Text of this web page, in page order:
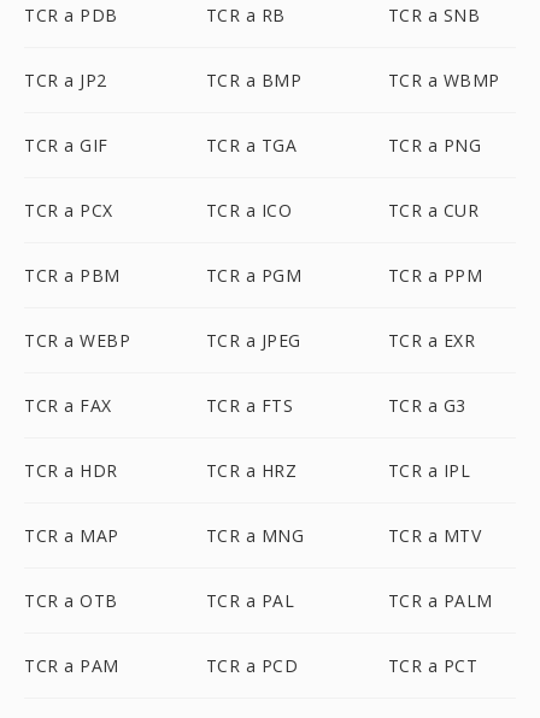
TCR a PDB TCR a RB TCR a SNB
TCR a JP2 TCR a BMP TCR a WBMP
TCR a GIF TCR a TGA TCR a PNG
TCR a PCX TCR a ICO TCR a CUR
TCR a PBM TCR a PGM TCR a PPM
TCR a WEBP TCR a JPEG TCR a EXR
TCR a FAX TCR a FTS TCR a G3
TCR a HDR TCR a HRZ TCR a IPL
TCR a MAP TCR a MNG TCR a MTV
TCR a OTB TCR a PAL TCR a PALM
TCR a PAM TCR a PCD TCR a PCT